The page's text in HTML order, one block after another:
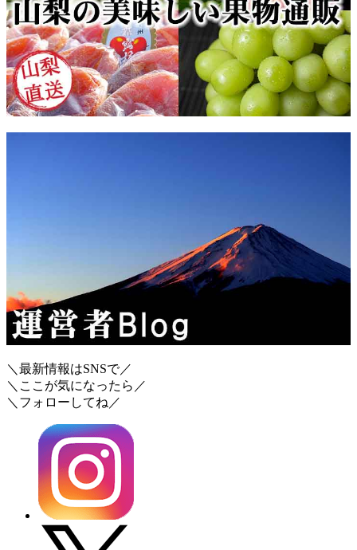
＼最新情報はSNSで／
＼ここが気になったら／
＼フォローしてね／